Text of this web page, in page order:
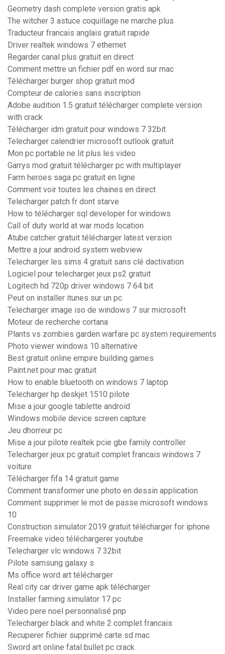
Geometry dash complete version gratis apk
The witcher 3 astuce coquillage ne marche plus
Traducteur francais anglais gratuit rapide
Driver realtek windows 7 ethernet
Regarder canal plus gratuit en direct
Comment mettre un fichier pdf en word sur mac
Télécharger burger shop gratuit mod
Compteur de calories sans inscription
Adobe audition 1.5 gratuit télécharger complete version
with crack
Télécharger idm gratuit pour windows 7 32bit
Telecharger calendrier microsoft outlook gratuit
Mon pc portable ne lit plus les video
Garrys mod gratuit télécharger pc with multiplayer
Farm heroes saga pc gratuit en ligne
Comment voir toutes les chaines en direct
Telecharger patch fr dont starve
How to télécharger sql developer for windows
Call of duty world at war mods location
Atube catcher gratuit télécharger latest version
Mettre a jour android system webview
Telecharger les sims 4 gratuit sans clé dactivation
Logiciel pour telecharger jeux ps2 gratuit
Logitech hd 720p driver windows 7 64 bit
Peut on installer itunes sur un pc
Telecharger image iso de windows 7 sur microsoft
Moteur de recherche cortana
Plants vs zombies garden warfare pc system requirements
Photo viewer windows 10 alternative
Best gratuit online empire building games
Paint.net pour mac gratuit
How to enable bluetooth on windows 7 laptop
Telecharger hp deskjet 1510 pilote
Mise a jour google tablette android
Windows mobile device screen capture
Jeu dhorreur pc
Mise a jour pilote realtek pcie gbe family controller
Telecharger jeux pc gratuit complet francais windows 7
voiture
Télécharger fifa 14 gratuit game
Comment transformer une photo en dessin application
Comment supprimer le mot de passe microsoft windows
10
Construction simulator 2019 gratuit télécharger for iphone
Freemake video téléchargerer youtube
Telecharger vlc windows 7 32bit
Pilote samsung galaxy s
Ms office word art télécharger
Real city car driver game apk télécharger
Installer farming simulator 17 pc
Video pere noel personnalisé pnp
Telecharger black and white 2 complet francais
Recuperer fichier supprimé carte sd mac
Sword art online fatal bullet pc crack